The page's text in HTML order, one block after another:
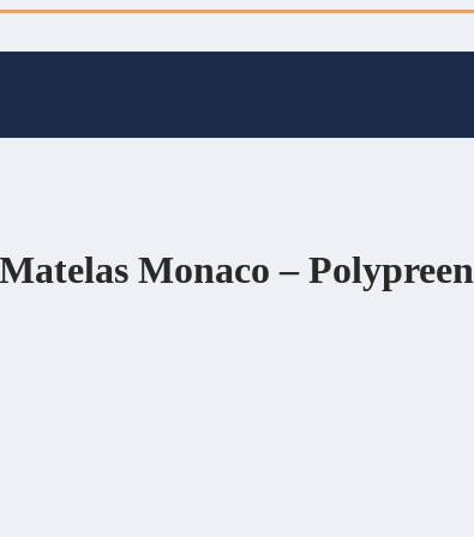
Matelas Monaco – Polypreen